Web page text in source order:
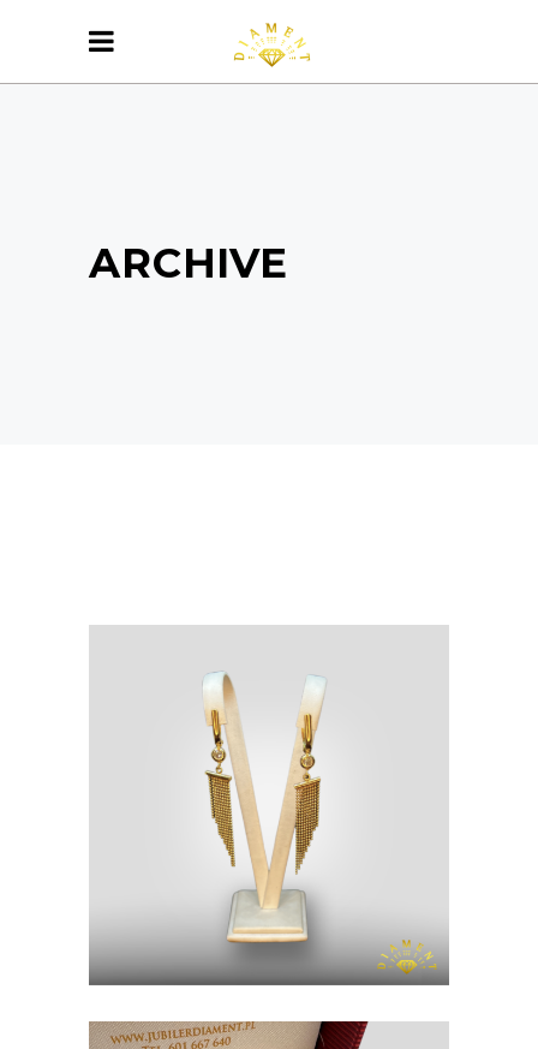
ARCHIVE
KOLCZYKI
ZŁOTO P. 585